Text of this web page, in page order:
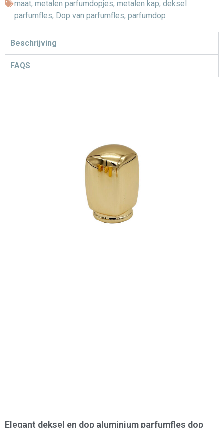
maat, metalen parfumdopjes, metalen kap, deksel
parfumfles, Dop van parfumfles, parfumdop
Beschrijving
FAQS
Elegant deksel en dop aluminium parfumfles dop